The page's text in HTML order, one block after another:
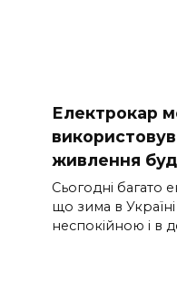
Електрокар
живлення
Сьогодні багато
що зима в
неспокійною і в